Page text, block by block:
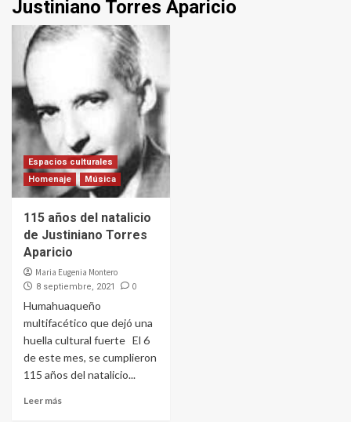
Justiniano Torres Aparicio
Espacios culturales
Homenaje
Música
115 años del natalicio
de Justiniano Torres
Aparicio
Maria Eugenia Montero
8 septiembre, 2021 0
Humahuaqueño
multifacético que dejó una
huella cultural fuerte El 6
de este mes, se cumplieron
115 años del natalicio...
Leer más